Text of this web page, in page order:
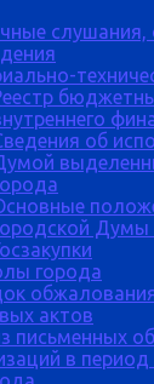
об
города
актов
письменных
в